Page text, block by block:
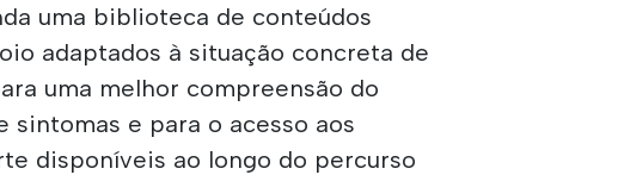
uma biblioteca de conteúdos
adaptados à situação concreta de
uma melhor compreensão do
sintomas e para o acesso aos
disponíveis ao longo do percurso